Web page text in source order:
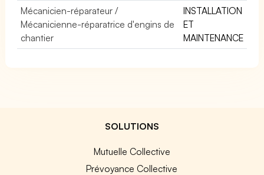
Mécanicien-réparateur /
Mécanicienne-réparatrice d'engins de
chantier
INSTALLATION
ET
MAINTENANCE
SOLUTIONS
Mutuelle Collective
Prévoyance Collective